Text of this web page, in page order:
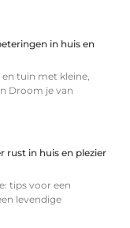
in huis en
tuin met kleine,
Droom je van
rust in huis en plezier
tips voor een
levendige